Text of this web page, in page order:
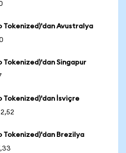
Tokenized)'dan Avustralya
Tokenized)'dan Singapur
Tokenized)'dan İsviçre
Tokenized)'dan Brezilya